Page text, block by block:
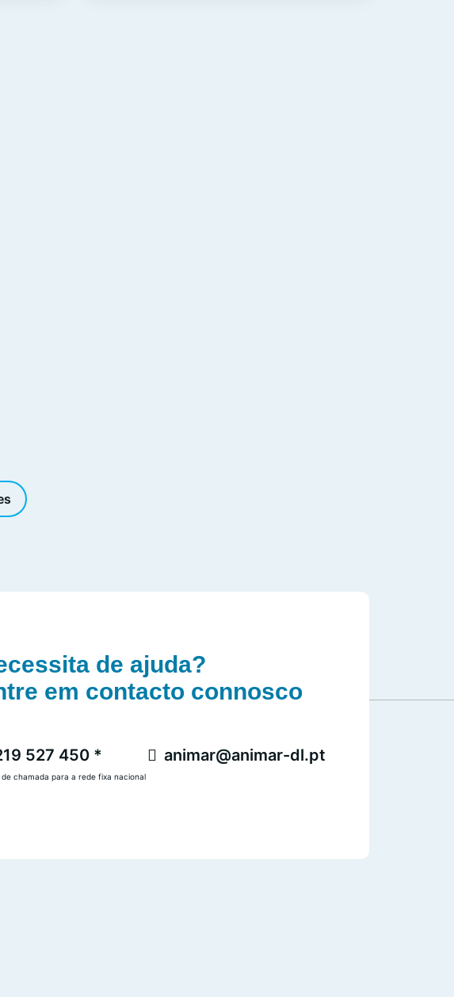
de ajuda?
em contacto connosco
527 450 * animar@animar-dl.pt
de chamada para a rede fixa nacional